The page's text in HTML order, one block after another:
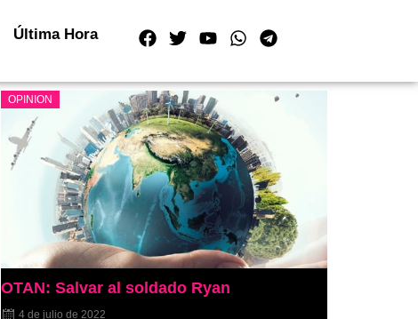
Última Hora
OPINION
OTAN: Salvar al soldado Ryan
4 de julio de 2022